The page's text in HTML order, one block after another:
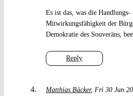
Reply
Es ist das, was die Handlungs-
Mitwirkungsfähigkeit der
Demokratie des Souveräns,
Matthias Bäcker Fri 30 Jun